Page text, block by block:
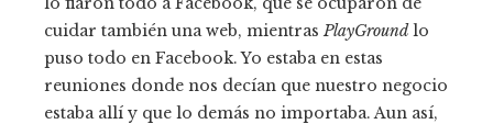
cuidar también una web, mientras PlayGroundlo
puso todo en Facebook. Yo estaba en estas
reuniones donde nos decían que nuestro negocio
estaba allí y que lo demás no importaba. Aun así,